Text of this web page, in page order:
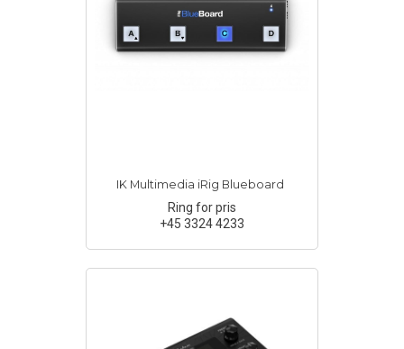
IK Multimedia iRig Blueboard
Ring for pris
+45 3324 4233